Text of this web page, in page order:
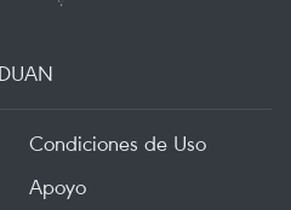
Condiciones de Uso
Apoyo